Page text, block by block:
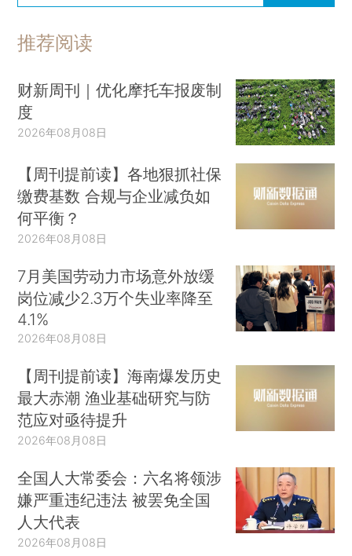
推荐阅读
财新周刊｜优化摩托车报废制
度
2026年08月08日
【周刊提前读】各地狠抓社保
缴费基数 合规与企业减负如
何平衡？
2026年08月08日
7月美国劳动力市场意外放缓
岗位减少2.3万个失业率降至
4.1%
2026年08月08日
【周刊提前读】海南爆发历史
最大赤潮 渔业基础研究与防
范应对亟待提升
2026年08月08日
全国人大常委会：六名将领涉
嫌严重违纪违法 被罢免全国
人大代表
2026年08月08日